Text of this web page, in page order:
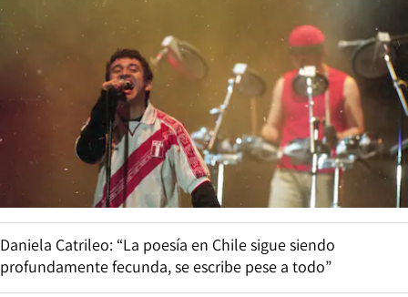
Daniela Catrileo: “La poesía en Chile sigue siendo
profundamente fecunda, se escribe pese a todo”